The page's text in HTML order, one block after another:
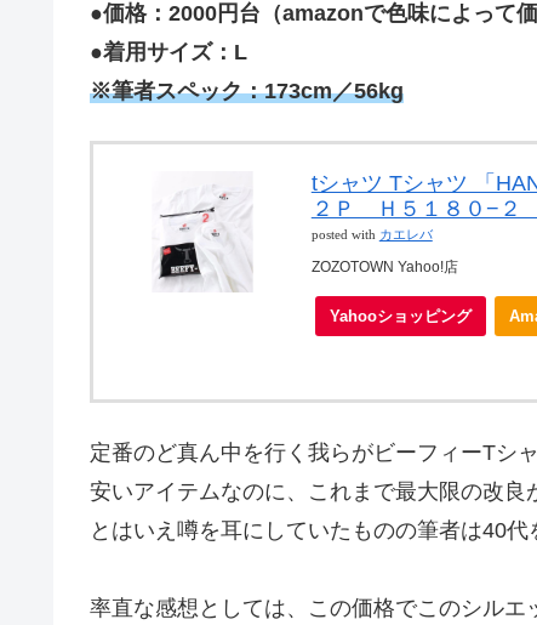
●価格：2000円台（amazonで色味によって
●着用サイズ：L
※筆者スペック：173cm／56kg
tシャツ Tシャツ 「
２Ｐ Ｈ５１８０−２
posted with カエレバ
ZOZOTOWN Yahoo!店
Yahooショッピング
定番のど真ん中を行く我らがビーフィーTシャ
安いアイテムなのに、これまで最大限の改良
とはいえ噂を耳にしていたものの筆者は40代
率直な感想としては、この価格でこのシルエ